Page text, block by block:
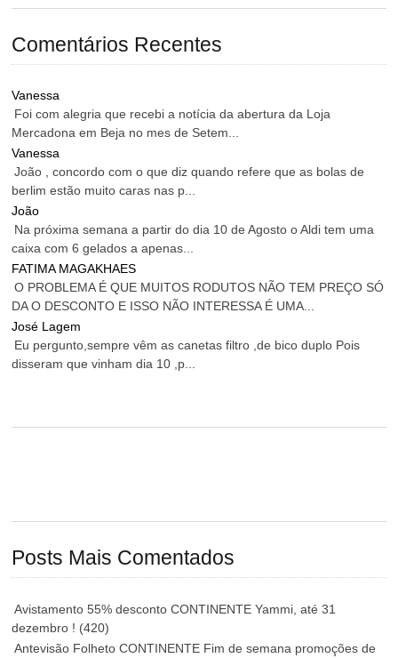
Comentários Recentes
Vanessa
Foi com alegria que recebi a notícia da abertura da Loja
Mercadona em Beja no mes de Setem...
Vanessa
João , concordo com o que diz quando refere que as bolas de
berlim estão muito caras nas p...
João
Na próxima semana a partir do dia 10 de Agosto o Aldi tem uma
caixa com 6 gelados a apenas...
FATIMA MAGAKHAES
O PROBLEMA É QUE MUITOS RODUTOS NÃO TEM PREÇO SÓ
DA O DESCONTO E ISSO NÃO INTERESSA É UMA...
José Lagem
Eu pergunto,sempre vêm as canetas filtro ,de bico duplo Pois
disseram que vinham dia 10 ,p...
Posts Mais Comentados
Avistamento 55% desconto CONTINENTE Yammi, até 31
dezembro ! (420)
Antevisão Folheto CONTINENTE Fim de semana promoções de